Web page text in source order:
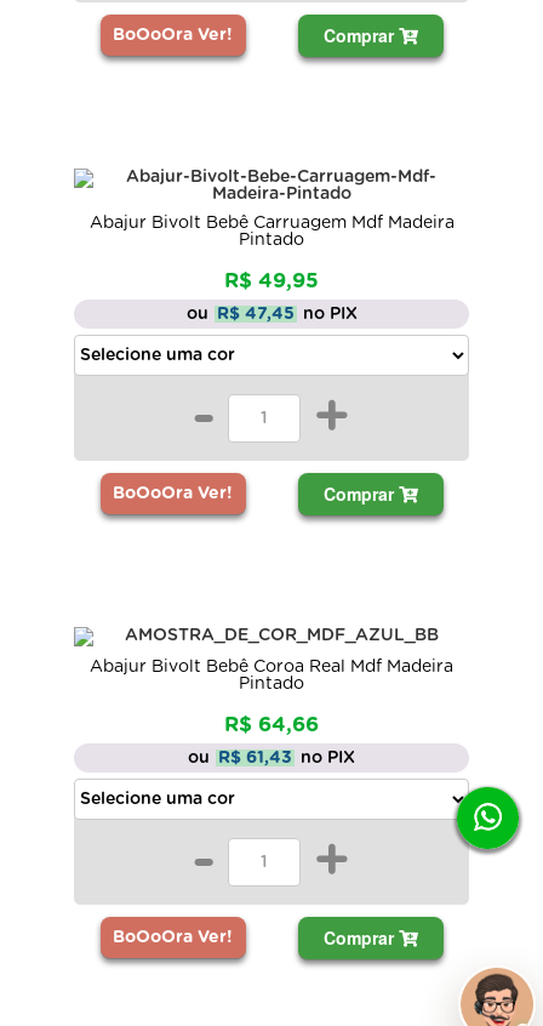
BoOoOra Ver! Comprar
Abajur Bivolt Bebê Carruagem Mdf Madeira
Pintado
R$ 49,95
ou R$ 47,45 no PIX
- +
BoOoOra Ver! Comprar
Abajur Bivolt Bebê Coroa Real Mdf Madeira
Pintado
R$ 64,66
ou R$ 61,43 no PIX
- +
BoOoOra Ver! Comprar